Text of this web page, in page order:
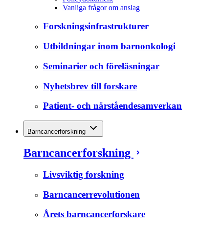
Vanliga frågor om anslag
Forskningsinfrastrukturer
Utbildningar inom barnonkologi
Seminarier och föreläsningar
Nyhetsbrev till forskare
Patient- och närståendesamverkan
Barncancerforskning
Barncancerforskning
Livsviktig forskning
Barncancerrevolutionen
Årets barncancerforskare